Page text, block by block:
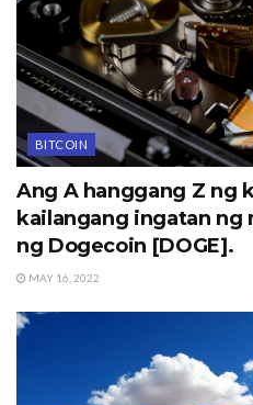
BITCOIN
Ang A hanggang Z ng
kailangang ingatan ng
ng Dogecoin [DOGE].
MAY 16, 2022